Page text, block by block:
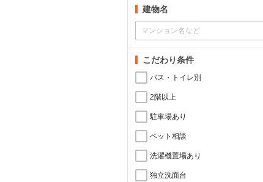
建物名
こだわり条件
バス・トイレ別
2階以上
駐車場あり
ペット相談
洗濯機置場あり
独立洗面台